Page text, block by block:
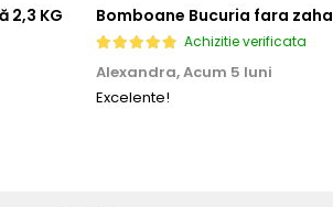
2,3 KG
Achizitie verificata
Alexandra,Acum 5 luni
Excelente!